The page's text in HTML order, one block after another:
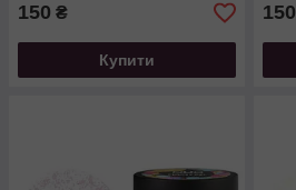
150 ₴
Купити
150